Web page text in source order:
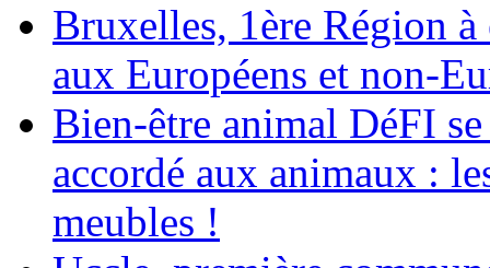
Bruxelles, 1ère Région
aux Européens et non-
Bien-être animal DéFI
accordé aux animaux :
meubles !